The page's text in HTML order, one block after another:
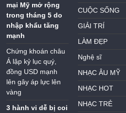
mại Mỹ mở rộng
trong tháng 5 do
nhập khẩu tăng
mạnh
Chứng khoán châu
Á lập kỷ lục quý,
đồng USD mạnh
lên gây áp lực lên
vàng
3 hành vi dễ bị coi
CUỘC SỐNG
GIẢI TRÍ
LÀM ĐẸP
Nghệ sĩ
NHẠC ÂU MỸ
NHẠC HOT
NHẠC TRẺ